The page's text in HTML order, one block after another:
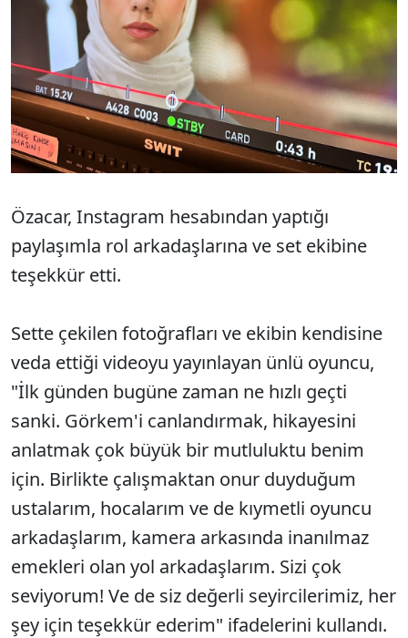
Özacar, Instagram hesabından yaptığı
paylaşımla rol arkadaşlarına ve set ekibine
teşekkür etti.
Sette çekilen fotoğrafları ve ekibin kendisine
veda ettiği videoyu yayınlayan ünlü oyuncu,
"İlk günden bugüne zaman ne hızlı geçti
sanki. Görkem'i canlandırmak, hikayesini
anlatmak çok büyük bir mutluluktu benim
için. Birlikte çalışmaktan onur duyduğum
ustalarım, hocalarım ve de kıymetli oyuncu
arkadaşlarım, kamera arkasında inanılmaz
emekleri olan yol arkadaşlarım. Sizi çok
seviyorum! Ve de siz değerli seyircilerimiz, her
şey için teşekkür ederim" ifadelerini kullandı.